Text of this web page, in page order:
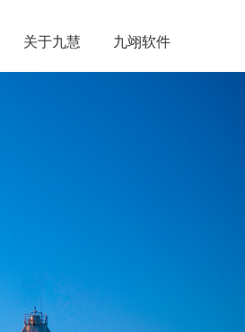
关于九慧 九翊软件